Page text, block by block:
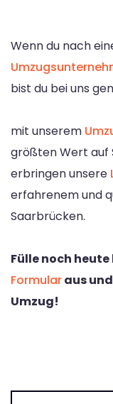
Wenn du nach
bist du bei uns
mit unserem
größten Wert auf
erbringen unsere
erfahrenem und
Saarbrücken.
Fülle noch
Formularaus
Umzug!